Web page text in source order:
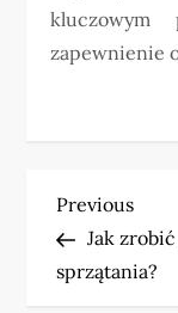
kluczowym
zapewnienie
N
a
Previous
Post
Previous
Jak
sprzątania?